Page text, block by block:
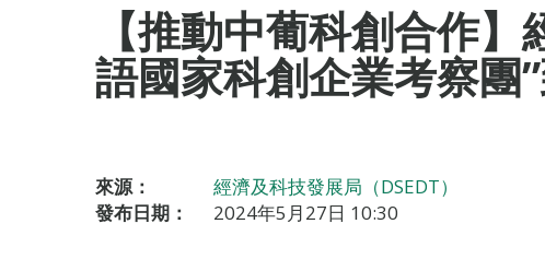
【推動中葡科創合作
語國家科創企業考察團
來源：
經濟及科技發展局（DSEDT）
發布日期：
2024年5月27日 10:30